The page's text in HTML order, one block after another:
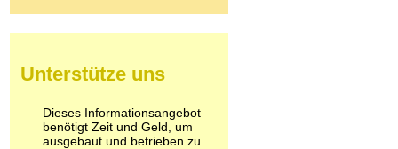
Pilze
Psychopharmaka
Schlafmittel
Schmerzmittel
Unterstütze uns
Dieses Informationsangebot
benötigt Zeit und Geld, um
ausgebaut und betrieben zu